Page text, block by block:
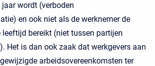
wordt (verboden
en ook niet als de werknemer de
leeftijd bereikt (niet tussen partijen
Het is dan ook zaak dat werkgevers aan
arbeidsovereenkomsten ter